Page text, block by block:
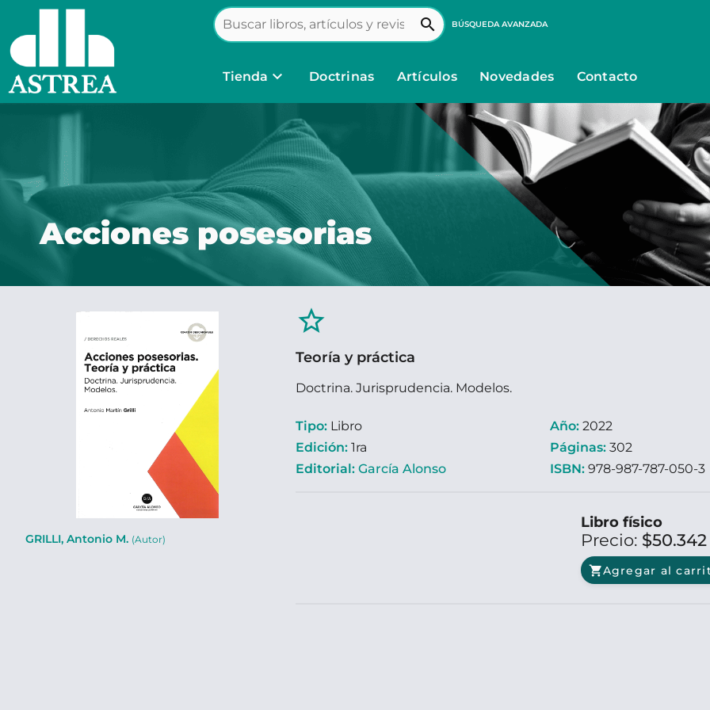
search BÚSQUEDA AVANZADA
Tienda keyboard_arrow_down Doctrinas Artículos Novedades Contacto
Acciones posesorias
GRILLI, Antonio M. (Autor)
star_border
Teoría y práctica
Doctrina. Jurisprudencia. Modelos.
Tipo: Libro
Edición: 1ra
Editorial: García Alonso
Año: 2022
Páginas: 302
ISBN: 978-987-787-050-3
Libro físico
Precio: $50.342
shopping_cartAgregar al